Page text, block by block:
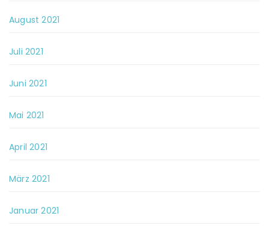
August 2021
Juli 2021
Juni 2021
Mai 2021
April 2021
März 2021
Januar 2021